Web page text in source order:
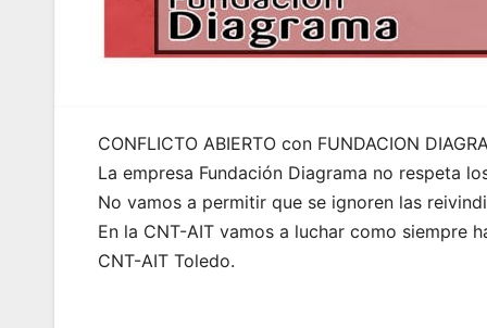
CONFLICTO ABIERTO con FUNDACION
La empresa Fundación Diagrama no respeta
No vamos a permitir que se ignoren las
En la CNT-AIT vamos a luchar como siempre
CNT-AIT Toledo.